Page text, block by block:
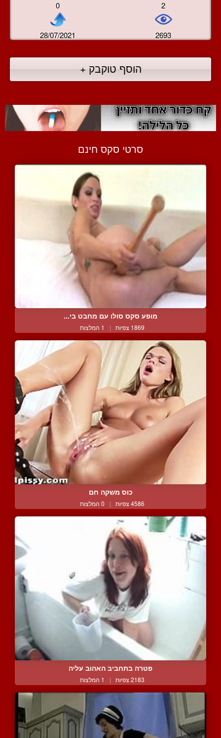
0 2
28/07/2021 2693
הוסף טוקבק +
סרטי סקס חינם
מופע סקס סולו עם מחבט בי...
1869 צפיות | 1 המלצות
כוס משקה חם
4586 צפיות | 0 המלצות
פטרה בתחביב האהוב עליה
2183 צפיות | 1 המלצות